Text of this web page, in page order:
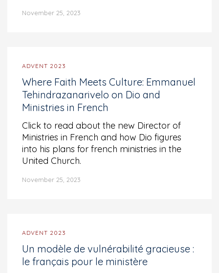
November 25, 2023
ADVENT 2023
Where Faith Meets Culture: Emmanuel
Tehindrazanarivelo on Dio and
Ministries in French
Click to read about the new Director of
Ministries in French and how Dio figures
into his plans for french ministries in the
United Church.
November 25, 2023
ADVENT 2023
Un modèle de vulnérabilité gracieuse :
le français pour le ministère